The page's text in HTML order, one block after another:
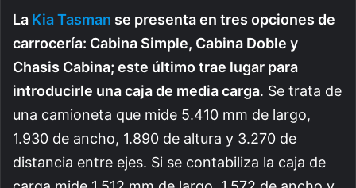
La Kia Tasman se presenta en tres opciones de
carrocería: Cabina Simple, Cabina Doble y
Chasis Cabina; este último trae lugar para
introducirle una caja de media carga. Se trata de
una camioneta que mide 5.410 mm de largo,
1.930 de ancho, 1.890 de altura y 3.270 de
distancia entre ejes. Si se contabiliza la caja de